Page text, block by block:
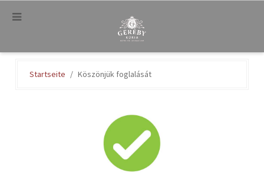
.
Startseite Köszönjük foglalását